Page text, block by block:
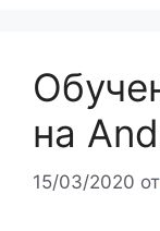
на
15/03/2020 от